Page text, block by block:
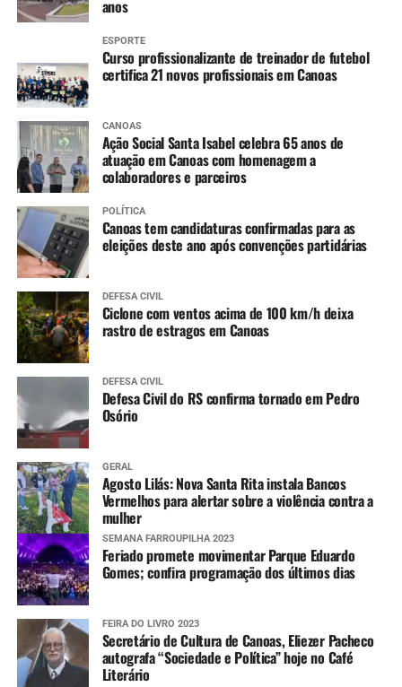
minhas amigas. Foi muito
divertido”, diz.
anos
ESPORTE
Curso profissionalizante de treinador de futebol
certifica 21 novos profissionais em Canoas
CANOAS
Ação Social Santa Isabel celebra 65 anos de
atuação em Canoas com homenagem a
colaboradores e parceiros
POLÍTICA
Canoas tem candidaturas confirmadas para as
eleições deste ano após convenções partidárias
DEFESA CIVIL
Ciclone com ventos acima de 100 km/h deixa
rastro de estragos em Canoas
DEFESA CIVIL
Defesa Civil do RS confirma tornado em Pedro
Osório
GERAL
Agosto Lilás: Nova Santa Rita instala Bancos
Vermelhos para alertar sobre a violência contra a
mulher
SEMANA FARROUPILHA 2023
Feriado promete movimentar Parque Eduardo
Gomes; confira programação dos últimos dias
FEIRA DO LIVRO 2023
Secretário de Cultura de Canoas, Eliezer Pacheco
autografa “Sociedade e Política” hoje no Café
Literário